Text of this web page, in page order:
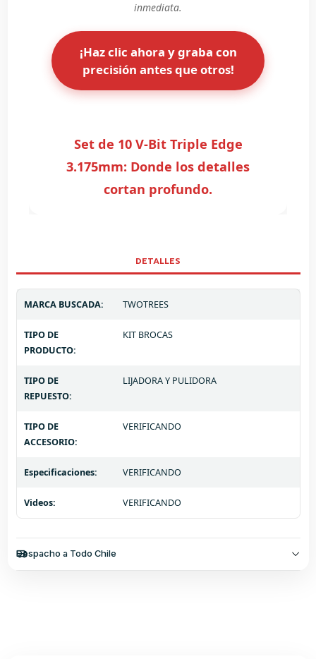
inmediata.
¡Haz clic ahora y graba con
precisión antes que otros!
Set de 10 V-Bit Triple Edge
3.175mm: Donde los detalles
cortan profundo.
DETALLES
MARCA BUSCADA: TWOTREES
TIPO DE
PRODUCTO:
KIT BROCAS
TIPO DE
REPUESTO:
LIJADORA Y PULIDORA
TIPO DE
ACCESORIO:
VERIFICANDO
Especificaciones: VERIFICANDO
Videos: VERIFICANDO
Despacho a Todo Chile